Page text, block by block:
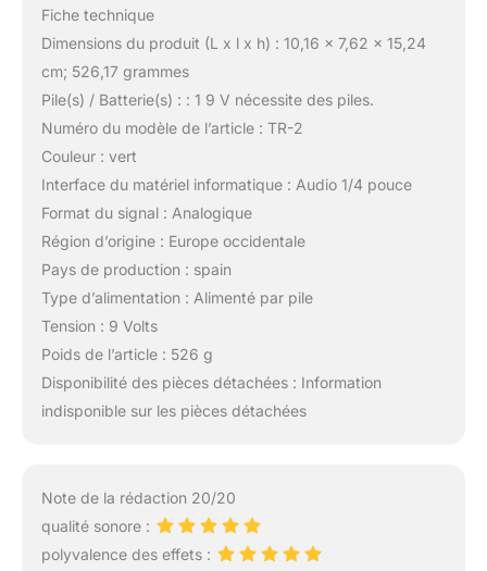
Fiche technique
Dimensions du produit (L x l x h) : 10,16 x 7,62 x 15,24
cm; 526,17 grammes
Pile(s) / Batterie(s) : : 1 9 V nécessite des piles.
Numéro du modèle de l’article : TR-2
Couleur : vert
Interface du matériel informatique : Audio 1/4 pouce
Format du signal : Analogique
Région d’origine : Europe occidentale
Pays de production : spain
Type d’alimentation : Alimenté par pile
Tension : 9 Volts
Poids de l’article : 526 g
Disponibilité des pièces détachées : Information
indisponible sur les pièces détachées
Note de la rédaction 20/20
qualité sonore :
polyvalence des effets :